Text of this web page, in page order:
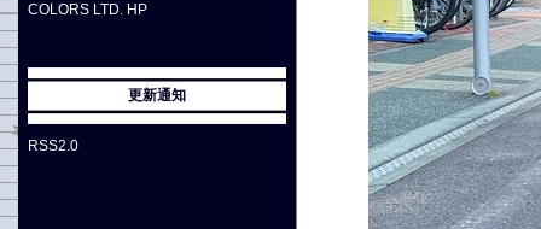
COLORS LTD. HP
更新通知
RSS2.0